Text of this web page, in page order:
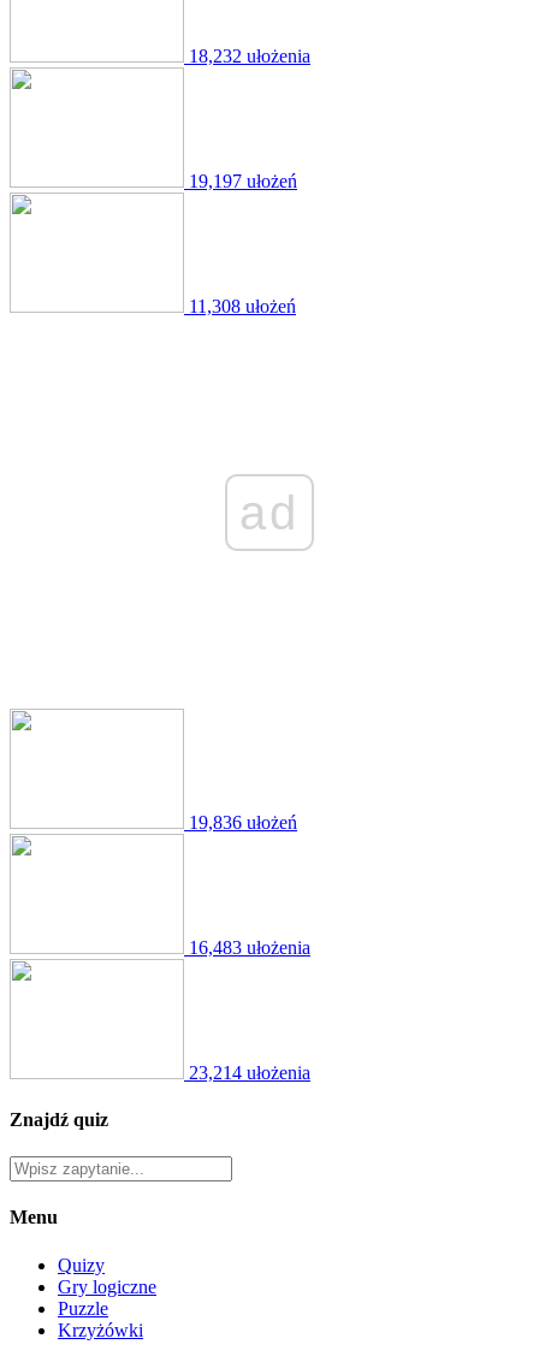
18,232 ułożenia
19,197 ułożeń
11,308 ułożeń
ad
19,836 ułożeń
16,483 ułożenia
23,214 ułożenia
Znajdź quiz
Menu
Quizy
Gry logiczne
Puzzle
Krzyżówki